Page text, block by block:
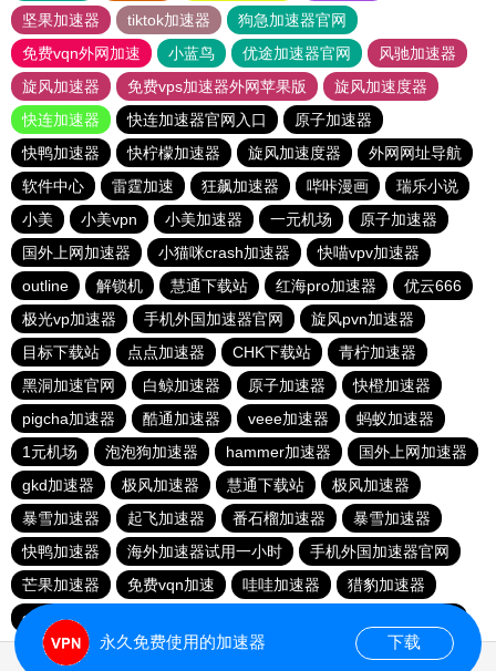
坚果加速器
tiktok加速器
狗急加速器官网
免费vqn外网加速
小蓝鸟 优途加速器官网
风驰加速器
旋风加速器
免费vps加速器外网苹果版
旋风加速度器
快连加速器
快连加速器官网入口
原子加速器
快鸭加速器
快柠檬加速器 旋风加速度器
外网网址导航
软件中心
雷霆加速 狂飙加速器 哔咔漫画
瑞乐小说
小美
小美vpn 小美加速器 一元机场
原子加速器
国外上网加速器
小猫咪crash加速器
快喵vpv加速器
outline
解锁机 慧通下载站 红海pro加速器
优云666
极光vp加速器
手机外国加速器官网
旋风pvn加速器
目标下载站
点点加速器 CHK下载站
青柠加速器
黑洞加速官网
白鲸加速器 原子加速器
快橙加速器
pigcha加速器
酷通加速器 veee加速器
蚂蚁加速器
1元机场
泡泡狗加速器 hammer加速器
国外上网加速器
gkd加速器
极风加速器 慧通下载站
极风加速器
暴雪加速器
起飞加速器 番石榴加速器
暴雪加速器
快鸭加速器
海外加速器试用一小时
手机外国加速器官网
芒果加速器
免费vqn加速 哇哇加速器
猎豹加速器
gkd加速器
永久免费使用的加速器 下载